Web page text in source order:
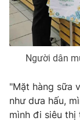
Emagazine
Photo
VTV Money
Người dân
"Mặt hàng sữa
như dưa hấu,
mình đi siêu thị